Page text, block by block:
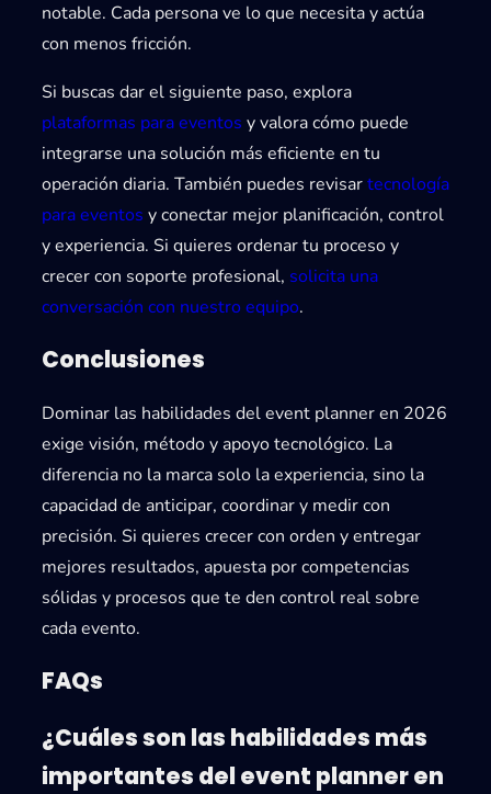
notable. Cada persona ve lo que necesita y actúa
con menos fricción.
Si buscas dar el siguiente paso, explora
plataformas para eventos y valora cómo puede
integrarse una solución más eficiente en tu
operación diaria. También puedes revisartecnología
para eventos y conectar mejor planificación, control
y experiencia. Si quieres ordenar tu proceso y
crecer con soporte profesional, solicita una
conversación con nuestro equipo.
Conclusiones
Dominar las habilidades del event planner en 2026
exige visión, método y apoyo tecnológico. La
diferencia no la marca solo la experiencia, sino la
capacidad de anticipar, coordinar y medir con
precisión. Si quieres crecer con orden y entregar
mejores resultados, apuesta por competencias
sólidas y procesos que te den control real sobre
cada evento.
FAQs
¿Cuáles son las habilidades más
importantes del event planner en